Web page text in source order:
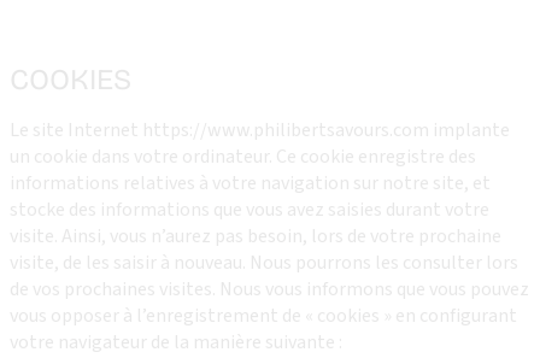
COOKIES
Le site Internet https://www.philibertsavours.com implante
un cookie dans votre ordinateur. Ce cookie enregistre des
informations relatives à votre navigation sur notre site, et
stocke des informations que vous avez saisies durant votre
visite. Ainsi, vous n’aurez pas besoin, lors de votre prochaine
visite, de les saisir à nouveau. Nous pourrons les consulter lors
de vos prochaines visites. Nous vous informons que vous pouvez
vous opposer à l’enregistrement de « cookies » en configurant
votre navigateur de la manière suivante :